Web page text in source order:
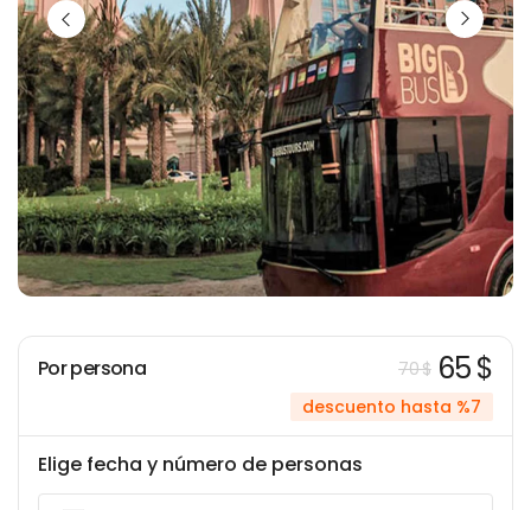
Por persona 70 $ 65 $
descuento hasta %7
Elige fecha y número de personas